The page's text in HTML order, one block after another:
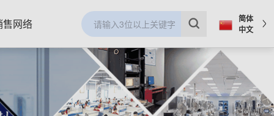
售网络
简体
中文